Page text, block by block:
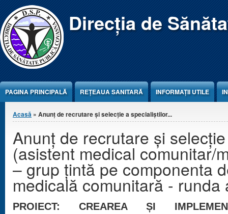
Jump to Content Direcția de
PAGINA PRINCIPALĂ REŢEAUA SANITARĂ INFORMAȚII UTILE
Eşti aici
Acasă » Anunț de recrutare și selecție a specialiștilor...
Anunț de recrutare și
(asistent medical comunitar/
– grup țintă pe componenta
medicală comunitară - runda
PROIECT: CREAREA ȘI